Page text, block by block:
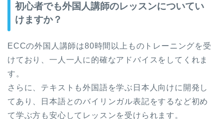
初心者でも外国人講師のレッスンについてい
けますか？
ECCの外国人講師は80時間以上ものトレーニングを受
けており、一人一人に的確なアドバイスをしてくれま
す。
さらに、テキストも外国語を学ぶ日本人向けに開発し
てあり、日本語とのバイリンガル表記をするなど初め
て学ぶ方も安心してレッスンを受けられます。